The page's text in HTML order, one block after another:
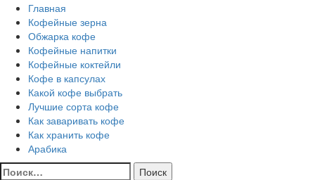
Главная
Кофейные зерна
Обжарка кофе
Кофейные напитки
Кофейные коктейли
Кофе в капсулах
Какой кофе выбрать
Лучшие сорта кофе
Как заваривать кофе
Как хранить кофе
Арабика
Найти: